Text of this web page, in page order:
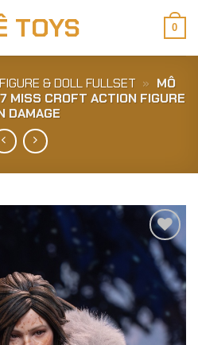
TOYS 0
& DOLL FULLSET » MÔ
MISS CROFT ACTION FIGURE
DAMAGE
Add to
Wishlist